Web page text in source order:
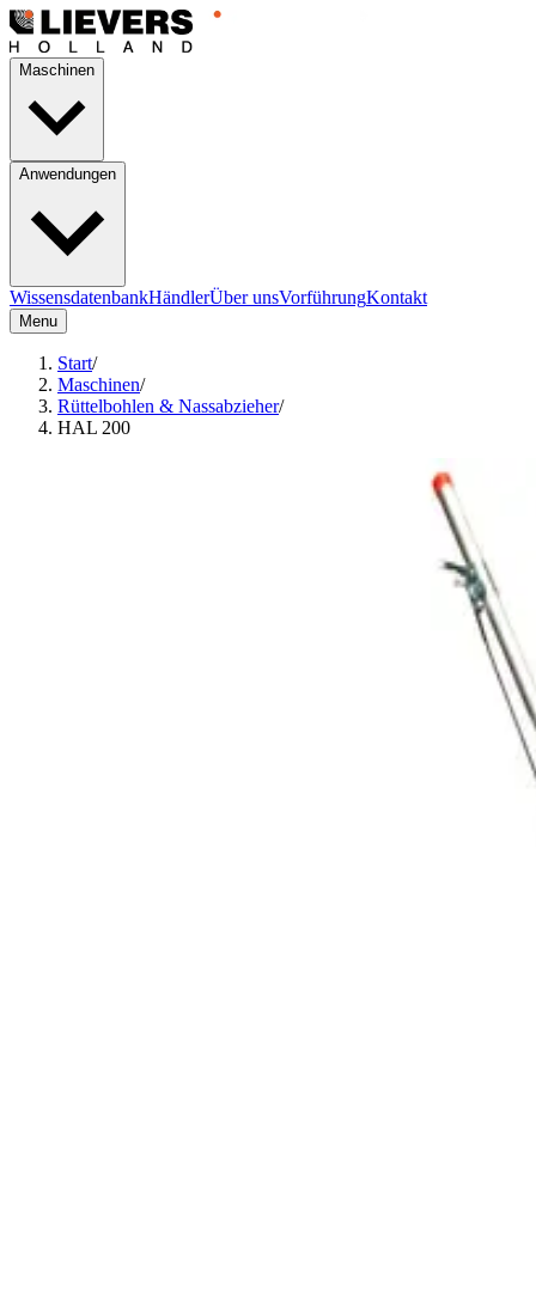
Maschinen
Anwendungen
WissensdatenbankHändlerÜber unsVorführungKontakt
Menu
Start/
Maschinen/
Rüttelbohlen & Nassabzieher/
HAL 200